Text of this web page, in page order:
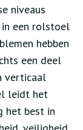
niveaus
een rolstoel
hebben
een deel
verticaal
leidt het
het best in